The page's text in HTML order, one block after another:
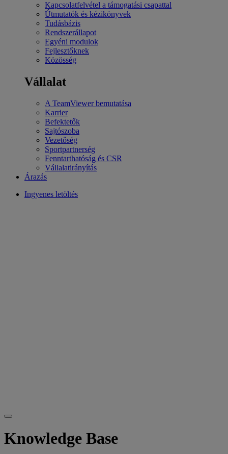
Kapcsolatfelvétel a támogatási csapattal
Útmutatók és kézikönyvek
Tudásbázis
Rendszerállapot
Egyéni modulok
Fejlesztőknek
Közösség
Vállalat
A TeamViewer bemutatása
Karrier
Befektetők
Sajtószoba
Vezetőség
Sportpartnerség
Fenntarthatóság és CSR
Vállalatirányítás
Árazás
Ingyenes letöltés
Knowledge Base